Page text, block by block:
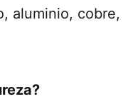
aluminio, cobre,